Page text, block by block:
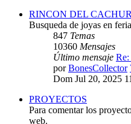
RINCON DEL
Busqueda de joyas en
847 Temas
10360 Mensajes
Último mensaje Re:
porBonesCollector
Dom Jul 20, 2025
PROYECTOS
Para comentar los
web.